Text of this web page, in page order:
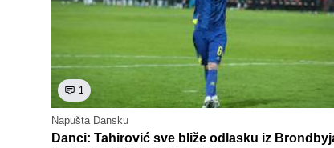
1
Napušta Dansku
Danci: Tahirović sve bliže odlasku iz